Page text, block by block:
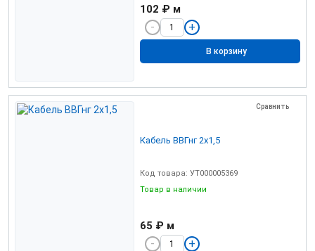
102 ₽ м
В корзину
Сравнить
Кабель ВВГнг 2х1,5
Код товара: УТ000005369
Товар в наличии
65 ₽ м